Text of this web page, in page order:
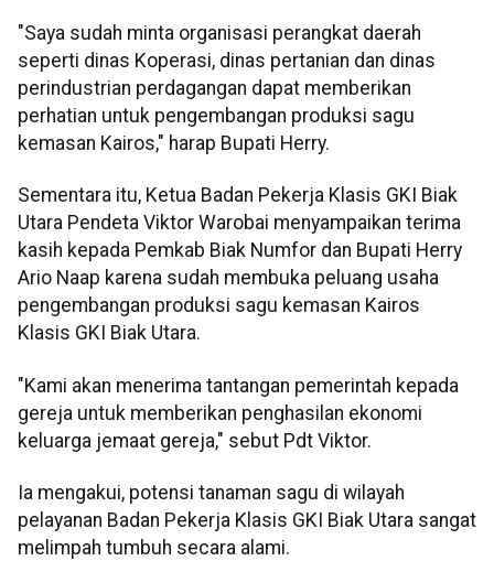
"Saya sudah minta organisasi perangkat daerah
seperti dinas Koperasi, dinas pertanian dan dinas
perindustrian perdagangan dapat memberikan
perhatian untuk pengembangan produksi sagu
kemasan Kairos," harap Bupati Herry.
Sementara itu, Ketua Badan Pekerja Klasis GKI Biak
Utara Pendeta Viktor Warobai menyampaikan terima
kasih kepada Pemkab Biak Numfor dan Bupati Herry
Ario Naap karena sudah membuka peluang usaha
pengembangan produksi sagu kemasan Kairos
Klasis GKI Biak Utara.
"Kami akan menerima tantangan pemerintah kepada
gereja untuk memberikan penghasilan ekonomi
keluarga jemaat gereja," sebut Pdt Viktor.
Ia mengakui, potensi tanaman sagu di wilayah
pelayanan Badan Pekerja Klasis GKI Biak Utara sangat
melimpah tumbuh secara alami.